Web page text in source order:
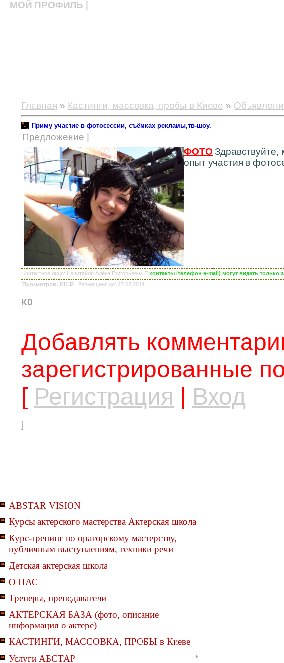
МОЙ ПРОФИЛЬ
Главная » Кастинги, массовка, пробы в Киеве »
Приму участие в фотосессии, съёмках рекламы,тв-шоу.
Предложение |
ФОТО Здравствуйте,
опыт участия в
Контактное лицо: Нечитайло Алёна Григорьевна E контакты (телефон e-mail) могут видеть только
Просмотров: 81132 | Размещено до: 27.08.2014
К0
Добавлять
зарегистрированные
[ Регистрация Вход
]
ABSTAR VISION
Курсы актерского мастерства Актерская школа
Курс-тренинг по ораторскому мастерству,
публичным выступлениям, техники речи
Детская актерская школа
О НАС
Тренеры, преподаватели
АКТЕРСКАЯ БАЗА (фото, описание
информация о актере)
КАСТИНГИ, МАССОВКА, ПРОБЫ в Киеве
Услуги АБСТАР